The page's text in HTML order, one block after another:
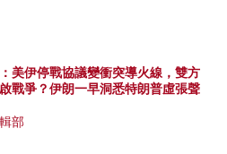
美伊停戰協議變衝突導火線，雙方
戰爭？伊朗一早洞悉特朗普虛張聲
部